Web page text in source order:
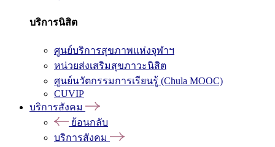
บริการนิสิต
ศูนย์บริการสุขภาพแห่งจุฬาฯ
หน่วยส่งเสริมสุขภาวะนิสิต
ศูนย์นวัตกรรมการเรียนรู้ (Chula MOOC)
CUVIP
บริการสังคม
ย้อนกลับ
บริการสังคม